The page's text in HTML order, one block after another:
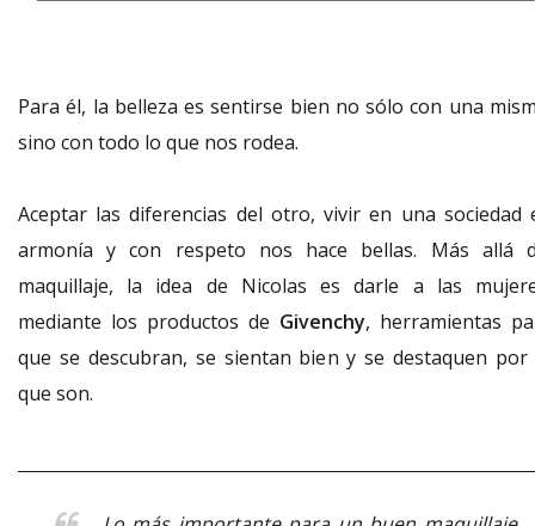
Para él, la belleza es sentirse bien no sólo con una
sino con todo lo que nos rodea.
Aceptar las diferencias del otro, vivir en una sociedad
armonía y con respeto nos hace bellas. Más allá
maquillaje, la idea de Nicolas es darle a las
mediante los productos de Givenchy, herramientas
que se descubran, se sientan bien y se destaquen
que son.